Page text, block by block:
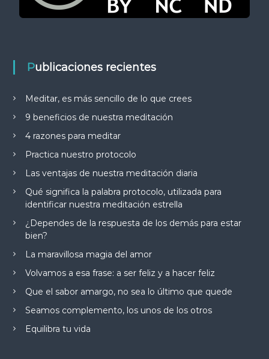
Publicaciones recientes
Meditar, es más sencillo de lo que crees
9 beneficios de nuestra meditación
4 razones para meditar
Practica nuestro protocolo
Las ventajas de nuestra meditación diaria
Qué significa la palabra protocolo, utilizada para
identificar nuestra meditación estrella
¿Dependes de la respuesta de los demás para estar
bien?
La maravillosa magia del amor
Volvamos a esa frase: a ser feliz y a hacer feliz
Que el sabor amargo, no sea lo último que quede
Seamos complemento, los unos de los otros
Equilibra tu vida